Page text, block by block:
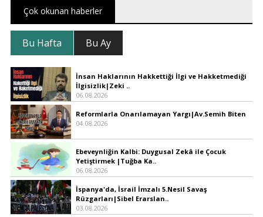
Çok okunan haberler
Bu Hafta Bu Ay
İnsan Haklarının Hakkettiği İlgi ve Hakketmediği
İlgisizlik|Zeki ..
06.08.2026
Reformlarla Onarılamayan Yargı|Av.Semih Biten
04.08.2026
Ebeveynliğin Kalbi: Duygusal Zekâ ile Çocuk
Yetiştirmek |Tuğba Ka..
06.08.2026
İspanya'da, İsrail İmzalı 5.Nesil Savaş
Rüzgarları|Sibel Erarslan..
03.08.2026